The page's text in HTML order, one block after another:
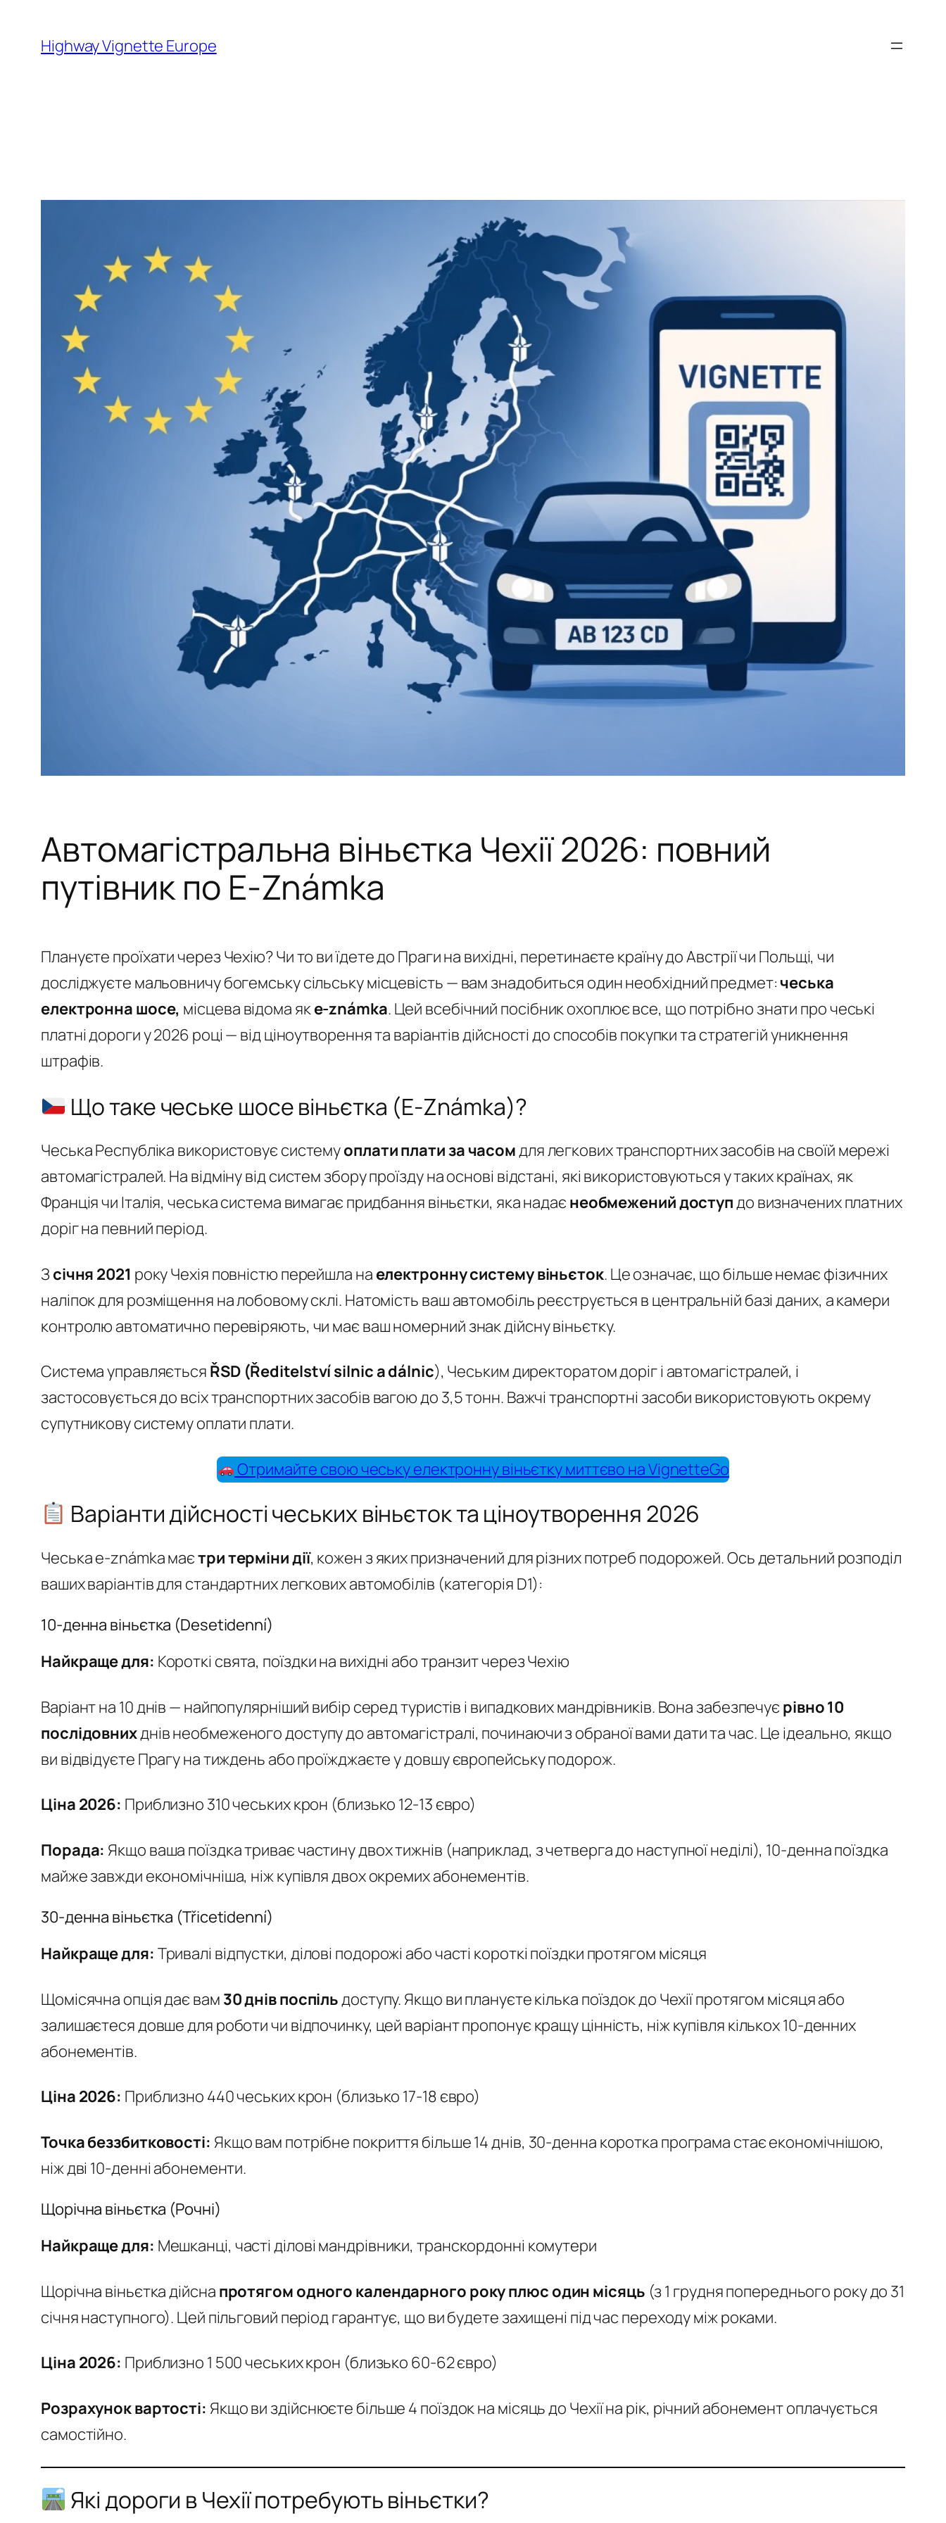
content
Highway Vignette Europe
Автомагістральна віньєтка Чехії 2026: повний
путівник по E-Známka
Плануєте проїхати через Чехію? Чи то ви їдете до Праги на вихідні, перетинаєте країну до Австрії чи Польщі, чи
досліджуєте мальовничу богемську сільську місцевість — вам знадобиться один необхідний предмет:чеська
електронна шосе, місцева відома якe-známka. Цей всебічний посібник охоплює все, що потрібно знати про чеські
платні дороги у 2026 році — від ціноутворення та варіантів дійсності до способів покупки та стратегій уникнення
штрафів.
Що таке чеське шосе віньєтка (E-Známka)?
Чеська Республіка використовує системуоплати плати за часомдля легкових транспортних засобів на своїй мережі
автомагістралей. На відміну від систем збору проїзду на основі відстані, які використовуються у таких країнах, як
Франція чи Італія, чеська система вимагає придбання віньєтки, яка надає необмежений доступдо визначених платних
доріг на певний період.
З січня 2021 року Чехія повністю перейшла на електронну систему віньєток. Це означає, що більше немає фізичних
наліпок для розміщення на лобовому склі. Натомість ваш автомобіль реєструється в центральній базі даних, а камери
контролю автоматично перевіряють, чи має ваш номерний знак дійсну віньєтку.
Система управляється ŘSD (Ředitelství silnic a dálnic), Чеським директоратом доріг і автомагістралей, і
застосовується до всіх транспортних засобів вагою до 3,5 тонн. Важчі транспортні засоби використовують окрему
супутникову систему оплати плати.
Отримайте свою чеську електронну віньєтку миттєво на VignetteGo
Варіанти дійсності чеських віньєток та ціноутворення 2026
Чеська e-známka маєтри терміни дії, кожен з яких призначений для різних потреб подорожей. Ось детальний розподіл
ваших варіантів для стандартних легкових автомобілів (категорія D1):
10-денна віньєтка (Desetidenní)
Найкраще для: Короткі свята, поїздки на вихідні або транзит через Чехію
Варіант на 10 днів — найпопулярніший вибір серед туристів і випадкових мандрівників. Вона забезпечує рівно 10
послідовнихднів необмеженого доступу до автомагістралі, починаючи з обраної вами дати та час. Це ідеально, якщо
ви відвідуєте Прагу на тиждень або проїжджаєте у довшу європейську подорож.
Ціна 2026: Приблизно 310 чеських крон (близько 12-13 євро)
Порада: Якщо ваша поїздка триває частину двох тижнів (наприклад, з четверга до наступної неділі), 10-денна поїздка
майже завжди економічніша, ніж купівля двох окремих абонементів.
30-денна віньєтка (Třicetidenní)
Найкраще для: Тривалі відпустки, ділові подорожі або часті короткі поїздки протягом місяця
Щомісячна опція дає вам 30 днів поспільдоступу. Якщо ви плануєте кілька поїздок до Чехії протягом місяця або
залишаєтеся довше для роботи чи відпочинку, цей варіант пропонує кращу цінність, ніж купівля кількох 10-денних
абонементів.
Ціна 2026: Приблизно 440 чеських крон (близько 17-18 євро)
Точка беззбитковості: Якщо вам потрібне покриття більше 14 днів, 30-денна коротка програма стає економічнішою,
ніж дві 10-денні абонементи.
Щорічна віньєтка (Рочні)
Найкраще для: Мешканці, часті ділові мандрівники, транскордонні комутери
Щорічна віньєтка дійсна протягом одного календарного року плюс один місяць (з 1 грудня попереднього року до 31
січня наступного). Цей пільговий період гарантує, що ви будете захищені під час переходу між роками.
Ціна 2026: Приблизно 1 500 чеських крон (близько 60-62 євро)
Розрахунок вартості: Якщо ви здійснюєте більше 4 поїздок на місяць до Чехії на рік, річний абонемент оплачується
самостійно.
Які дороги в Чехії потребують віньєтки?